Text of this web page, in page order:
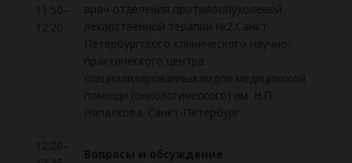
11:50–
12:20
врач отделения противоопухолевой
лекарственной терапии №2 Санкт-
Петербургского клинического научно-
практического центра
специализированных видов медицинской
помощи (онкологического) им. Н.П.
Напалкова. Санкт-Петербург
12:20–
Вопросы и обсуждение